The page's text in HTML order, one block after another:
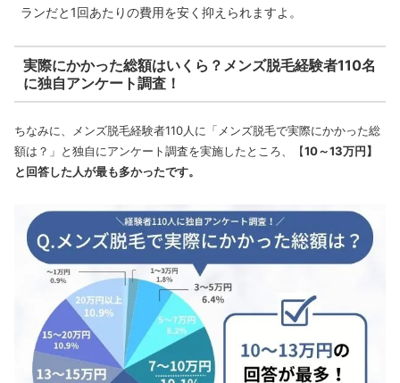
ランだと1回あたりの費用を安く抑えられますよ。
実際にかかった総額はいくら？メンズ脱毛経験者110名
に独自アンケート調査！
ちなみに、メンズ脱毛経験者110人に「メンズ脱毛で実際にかかった総
額は？」と独自にアンケート調査を実施したところ、【10～13万円】
と回答した人が最も多かったです。